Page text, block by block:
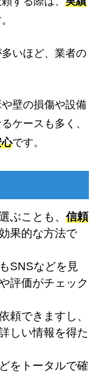
いほど、業者の
壁の損傷や設備
ケースも多く、
です。
ぶことも、 信頼
果的な方法で
SNSなどを見
評価がチェック
頼できますし、
しい情報を得た
をトータルで確